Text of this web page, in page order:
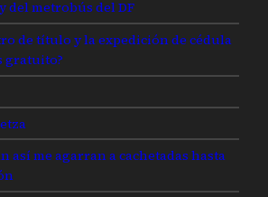
del metrobús del DF
de título y la expedición de cédula
gratuito?
así me agarran a cachetadas hasta